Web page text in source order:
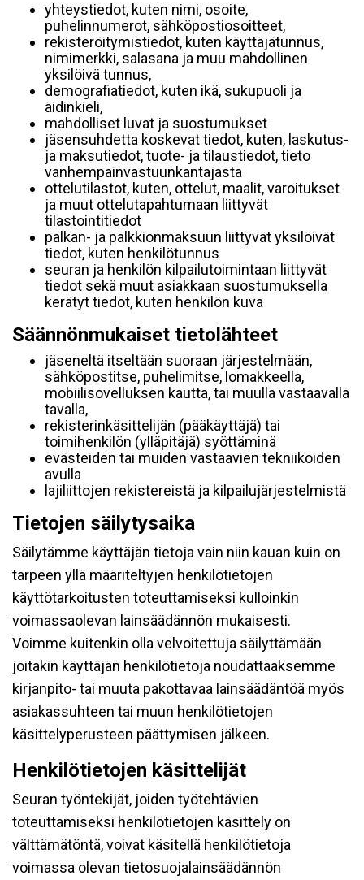
yhteystiedot, kuten nimi, osoite,
puhelinnumerot, sähköpostiosoitteet,
rekisteröitymistiedot, kuten käyttäjätunnus,
nimimerkki, salasana ja muu mahdollinen
yksilöivä tunnus,
demografiatiedot, kuten ikä, sukupuoli ja
äidinkieli,
mahdolliset luvat ja suostumukset
jäsensuhdetta koskevat tiedot, kuten, laskutus-
ja maksutiedot, tuote- ja tilaustiedot, tieto
vanhempainvastuunkantajasta
ottelutilastot, kuten, ottelut, maalit, varoitukset
ja muut ottelutapahtumaan liittyvät
tilastointitiedot
palkan- ja palkkionmaksuun liittyvät yksilöivät
tiedot, kuten henkilötunnus
seuran ja henkilön kilpailutoimintaan liittyvät
tiedot sekä muut asiakkaan suostumuksella
kerätyt tiedot, kuten henkilön kuva
Säännönmukaiset tietolähteet
jäseneltä itseltään suoraan järjestelmään,
sähköpostitse, puhelimitse, lomakkeella,
mobiilisovelluksen kautta, tai muulla vastaavalla
tavalla,
rekisterinkäsittelijän (pääkäyttäjä) tai
toimihenkilön (ylläpitäjä) syöttäminä
evästeiden tai muiden vastaavien tekniikoiden
avulla
lajiliittojen rekistereistä ja kilpailujärjestelmistä
Tietojen säilytysaika
Säilytämme käyttäjän tietoja vain niin kauan kuin on
tarpeen yllä määriteltyjen henkilötietojen
käyttötarkoitusten toteuttamiseksi kulloinkin
voimassaolevan lainsäädännön mukaisesti.
Voimme kuitenkin olla velvoitettuja säilyttämään
joitakin käyttäjän henkilötietoja noudattaaksemme
kirjanpito- tai muuta pakottavaa lainsäädäntöä myös
asiakassuhteen tai muun henkilötietojen
käsittelyperusteen päättymisen jälkeen.
Henkilötietojen käsittelijät
Seuran työntekijät, joiden työtehtävien
toteuttamiseksi henkilötietojen käsittely on
välttämätöntä, voivat käsitellä henkilötietoja
voimassa olevan tietosuojalainsäädännön